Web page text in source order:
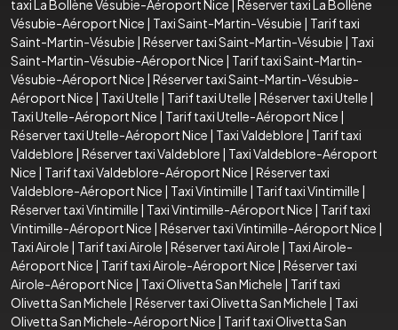
taxi La Bollène Vésubie-Aéroport Nice | Réserver taxi La Bollène
Vésubie-Aéroport Nice | Taxi Saint-Martin-Vésubie | Tarif taxi
Saint-Martin-Vésubie | Réserver taxi Saint-Martin-Vésubie | Taxi
Saint-Martin-Vésubie-Aéroport Nice | Tarif taxi Saint-Martin-
Vésubie-Aéroport Nice | Réserver taxi Saint-Martin-Vésubie-
Aéroport Nice | Taxi Utelle | Tarif taxi Utelle | Réserver taxi Utelle |
Taxi Utelle-Aéroport Nice | Tarif taxi Utelle-Aéroport Nice |
Réserver taxi Utelle-Aéroport Nice | Taxi Valdeblore | Tarif taxi
Valdeblore | Réserver taxi Valdeblore | Taxi Valdeblore-Aéroport
Nice | Tarif taxi Valdeblore-Aéroport Nice | Réserver taxi
Valdeblore-Aéroport Nice | Taxi Vintimille | Tarif taxi Vintimille |
Réserver taxi Vintimille | Taxi Vintimille-Aéroport Nice | Tarif taxi
Vintimille-Aéroport Nice | Réserver taxi Vintimille-Aéroport Nice |
Taxi Airole | Tarif taxi Airole | Réserver taxi Airole | Taxi Airole-
Aéroport Nice | Tarif taxi Airole-Aéroport Nice | Réserver taxi
Airole-Aéroport Nice | Taxi Olivetta San Michele | Tarif taxi
Olivetta San Michele | Réserver taxi Olivetta San Michele | Taxi
Olivetta San Michele-Aéroport Nice | Tarif taxi Olivetta San